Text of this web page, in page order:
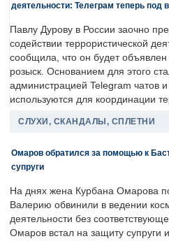
деятельности: Телеграм теперь под
Павлу Дурову в России заочно
содействии террористической
сообщила, что он будет
розыск. Основанием для этого
администрацией Telegram чатов
используются для координации
СЛУХИ, СКАНДАЛЫ, СПЛЕТНИ
Омаров обратился за помощью к
супруги
На днях жена Курбана Омарова
Валерию обвинили в ведении
деятельности без
Омаров встал на защиту супруги